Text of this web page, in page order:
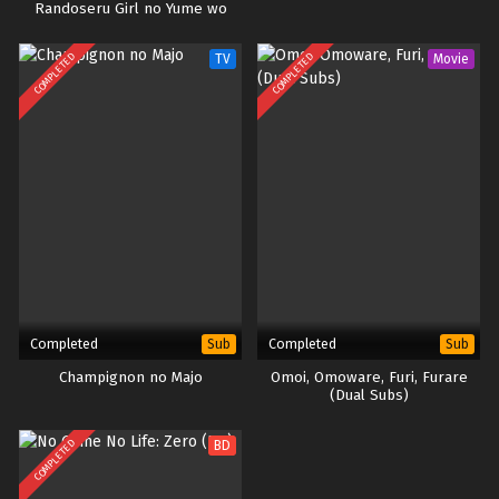
Randoseru Girl no Yume wo
COMPLETED TV
Completed Sub
Champignon no Majo
COMPLETED Movie
Completed Sub
Omoi, Omoware, Furi, Furare
(Dual Subs)
COMPLETED BD